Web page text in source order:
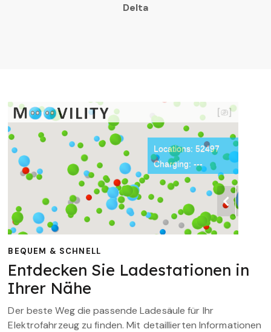
Delta
BEQUEM & SCHNELL
Entdecken Sie Ladestationen in
Ihrer Nähe
Der beste Weg die passende Ladesäule für Ihr
Elektrofahrzeug zu finden. Mit detaillierten Informationen